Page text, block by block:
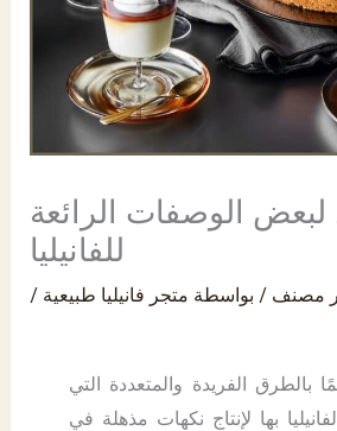
لبعض الوصفات الرائعة
للفانيليا
/ مصنف / بواسطة متجر فانيليا طبيعية
بالطرق الفريدة والمتعددة التي
بها لإنتاج نكهات مذهلة في